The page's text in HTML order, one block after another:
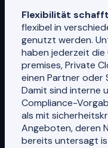
Flexibilität
flexibel in
genutzt werden.
haben jederzeit
premises, Private
einen Partner oder
Damit sind interne
Compliance-
als mit
Angeboten, deren
bereits untersagt